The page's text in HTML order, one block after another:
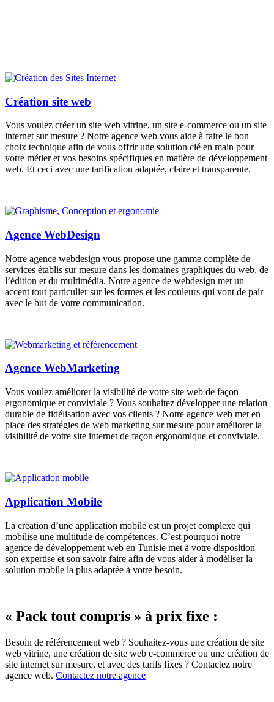
Création site web
Vous voulez créer un site web vitrine, un site e-commerce ou un site
internet sur mesure ? Notre agence web vous aide à faire le bon
choix technique afin de vous offrir une solution clé en main pour
votre métier et vos besoins spécifiques en matière de développement
web. Et ceci avec une tarification adaptée, claire et transparente.
Agence WebDesign
Notre agence webdesign vous propose une gamme complète de
services établis sur mesure dans les domaines graphiques du web, de
l’édition et du multimédia. Notre agence de webdesign met un
accent tout particulier sur les formes et les couleurs qui vont de pair
avec le but de votre communication.
Agence WebMarketing
Vous voulez améliorer la visibilité de votre site web de façon
ergonomique et conviviale ? Vous souhaitez développer une relation
durable de fidélisation avec vos clients ? Notre agence web met en
place des stratégies de web marketing sur mesure pour améliorer la
visibilité de votre site internet de façon ergonomique et conviviale.
Application Mobile
La création d’une application mobile est un projet complexe qui
mobilise une multitude de compétences. C’est pourquoi notre
agence de développement web en Tunisie met à votre disposition
son expertise et son savoir-faire afin de vous aider à modéliser la
solution mobile la plus adaptée à votre besoin.
« Pack tout compris » à prix fixe :
Besoin de référencement web ? Souhaitez-vous une création de site
web vitrine, une création de site web e-commerce ou une création de
site internet sur mesure, et avec des tarifs fixes ? Contactez notre
agence web. Contactez notre agence